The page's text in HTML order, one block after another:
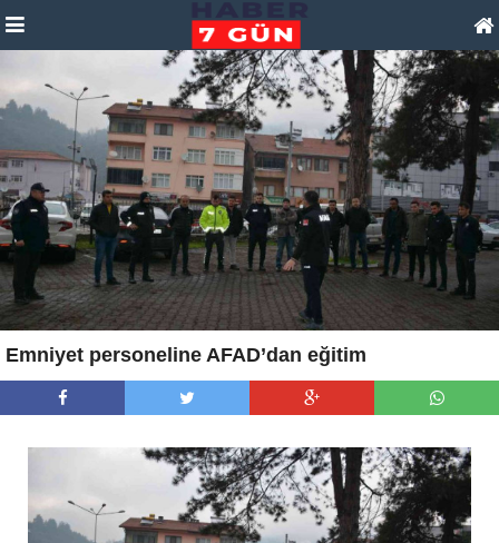
Emniyet personeline AFAD’dan eğitim